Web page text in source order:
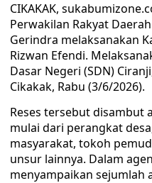
CIKAKAK,
Perwakilan Rakyat
Gerindra melaksanakan
Rizwan Efendi.
Dasar Negeri (SDN)
Cikakak, Rabu (3/6/2026).
Reses tersebut disambut
mulai dari perangkat
masyarakat, tokoh
unsur lainnya. Dalam
menyampaikan sejumlah